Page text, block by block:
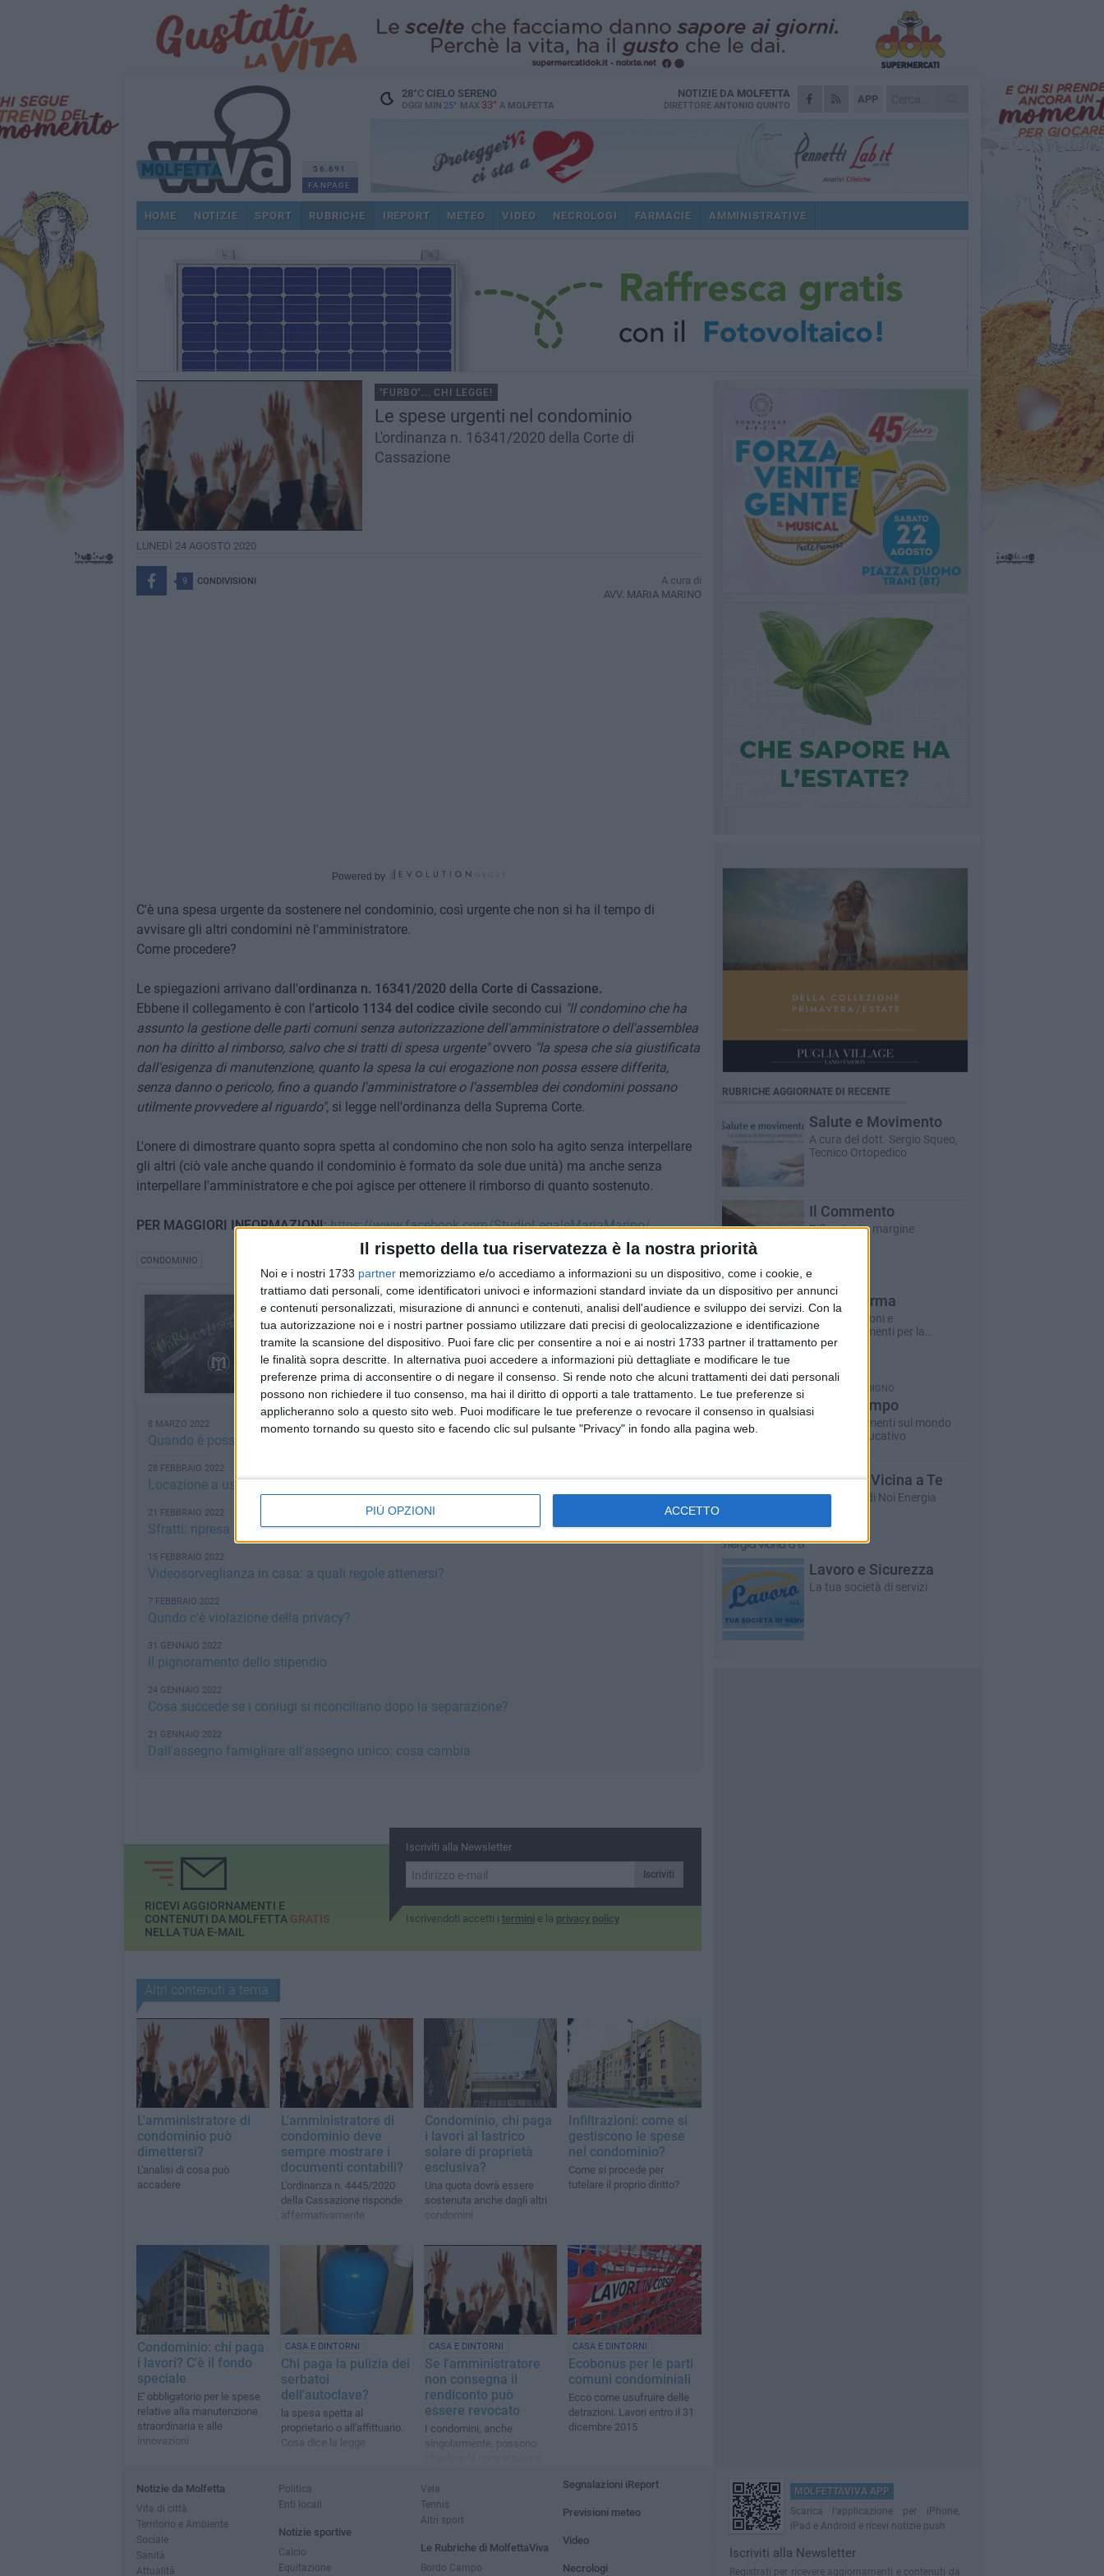
Il rispetto della tua riservatezza è la nostra priorità
Noi e i nostri 1733 partner memorizziamo e/o accediamo a informazioni su un dispositivo, come i cookie, e
trattiamo dati personali, come identificatori univoci e informazioni standard inviate da un dispositivo per annunci
e contenuti personalizzati, misurazione di annunci e contenuti, analisi dell'audience e sviluppo dei servizi. Con la
tua autorizzazione noi e i nostri partner possiamo utilizzare dati precisi di geolocalizzazione e identificazione
tramite la scansione del dispositivo. Puoi fare clic per consentire a noi e ai nostri 1733 partner il trattamento per
le finalità sopra descritte. In alternativa puoi accedere a informazioni più dettagliate e modificare le tue
preferenze prima di acconsentire o di negare il consenso. Si rende noto che alcuni trattamenti dei dati personali
possono non richiedere il tuo consenso, ma hai il diritto di opporti a tale trattamento. Le tue preferenze si
applicheranno solo a questo sito web. Puoi modificare le tue preferenze o revocare il consenso in qualsiasi
momento tornando su questo sito e facendo clic sul pulsante "Privacy" in fondo alla pagina web.
PIÙ OPZIONI ACCETTO
56.691
FANPAGE
28°CCIELO SERENO
OGGI MIN 25° MAX 33° A MOLFETTA
APP
NOTIZIE DA MOLFETTA
DIRETTORE ANTONIO QUINTO
HOME NOTIZIE SPORT RUBRICHE IREPORT METEO VIDEO NECROLOGI FARMACIE AMMINISTRATIVE
"FURBO"... CHI LEGGE!
Le spese urgenti nel condominio
L'ordinanza n. 16341/2020 della Corte di
Cassazione
LUNEDÌ 24 AGOSTO 2020
9 CONDIVISIONI
A cura di
AVV. MARIA MARINO
Powered by
C'è una spesa urgente da sostenere nel condominio, così urgente che non si ha il tempo di
avvisare gli altri condomini nè l'amministratore.
Come procedere?
Le spiegazioni arrivano dall'ordinanza n. 16341/2020 della Corte di Cassazione.
Ebbene il collegamento è con l 'articolo 1134 del codice civile secondo cui "ll condomino che ha
assunto la gestione delle parti comuni senza autorizzazione dell'amministratore o dell'assemblea
non ha diritto al rimborso, salvo che si tratti di spesa urgente"ovvero "la spesa che sia giustificata
dall'esigenza di manutenzione, quanto la spesa la cui erogazione non possa essere differita,
senza danno o pericolo, fino a quando l'amministratore o l'assemblea dei condomini possano
utilmente provvedere al riguardo", si legge nell'ordinanza della Suprema Corte.
L'onere di dimostrare quanto sopra spetta al condomino che non solo ha agito senza interpellare
gli altri (ciò vale anche quando il condominio è formato da sole due unità) ma anche senza
interpellare l'amministratore e che poi agisce per ottenere il rimborso di quanto sostenuto.
PER MAGGIORI INFORMAZIONI:https://www.facebook.com/StudioLegaleMariaMarino/
CONDOMINIO
"Furbo"... chi Legge!
Diritti e legge. Nella vita di ogni giorno presenti più di quanto si possa pensare.
INDICE RUBRICA
8 MARZO 2022
Quando è possibile dichiarare nullo un contratto?
28 FEBBRAIO 2022
Locazione a uso commerciale e diritto all'avviamento: cosa prevede la legge
21 FEBBRAIO 2022
Sfratti: ripresa l'esecuzione dopo il blocco Covid
15 FEBBRAIO 2022
Videosorveglianza in casa: a quali regole attenersi?
7 FEBBRAIO 2022
Qundo c'è violazione della privacy?
31 GENNAIO 2022
Il pignoramento dello stipendio
24 GENNAIO 2022
Cosa succede se i coniugi si riconciliano dopo la separazione?
21 GENNAIO 2022
Dall'assegno famigliare all'assegno unico: cosa cambia
Iscriviti alla Newsletter
Iscriviti
Iscrivendoti accetti i termini e la privacy policy
RICEVI AGGIORNAMENTI E
CONTENUTI DA MOLFETTA GRATIS
NELLA TUA E-MAIL
Altri contenuti a tema
L'amministratore di
condominio può
dimettersi?
L'analisi di cosa può
accadere
L'amministratore di
condominio deve
sempre mostrare i
documenti contabili?
L'ordinanza n. 4445/2020
della Cassazione risponde
affermativamente
Condominio, chi paga
i lavori al lastrico
solare di proprietà
esclusiva?
Una quota dovrà essere
sostenuta anche dagli altri
condomini
Infiltrazioni: come si
gestiscono le spese
nel condominio?
Come si procede per
tutelare il proprio diritto?
Condominio: chi paga
i lavori? C'è il fondo
speciale
E' obbligatorio per le spese
relative alla manutenzione
straordinaria e alle
innovazioni
CASA E DINTORNI
Chi paga la pulizia dei
serbatoi
dell'autoclave?
la spesa spetta al
proprietario o all'affittuario.
Cosa dice la legge
CASA E DINTORNI
Se l'amministratore
non consegna il
rendiconto può
essere revocato
I condomini, anche
singolarmente, possono
fine al rapporto
CASA E DINTORNI
Ecobonus per le parti
comuni condominiali
Ecco come usufruire delle
detrazioni. Lavori entro il 31
dicembre 2015
RUBRICHE AGGIORNATE DI RECENTE
Salute e Movimento
A cura del dott. Sergio Squeo,
Tecnico Ortopedico
Il Commento
Riflessioni a margine
ASM informa
Comunicazioni e
approfondimenti per la
cittadinanza
DANILO SCARDIGNO
Bordo Campo
Approfondimenti sul mondo
sportivo/educativo
L'Energia Vicina a Te
Un servizio di Noi Energia
Lavoro e Sicurezza
La tua società di servizi
Notizie da Molfetta
Vita di città
Territorio e Ambiente
Sociale
Sanità
Attualità
Politica
Enti locali
Notizie sportive
Calcio
Equitazione
Vela
Tennis
Altri sport
Le Rubriche di MolfettaViva
Bordo Campo
Segnalazioni iReport
Previsioni meteo
Video
Necrologi
MOLFETTAVIVA APP
Scarica l'applicazione per iPhone,
iPad e Android e ricevi notizie push
Iscriviti alla Newsletter
Registrati per ricevere aggiornamenti e contenuti da